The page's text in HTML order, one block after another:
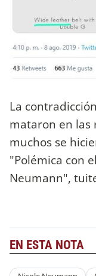
La
mataron en las
muchos se
"Polémica con
Neumann",
EN ESTA NOTA